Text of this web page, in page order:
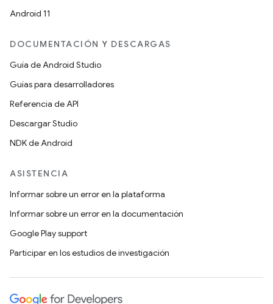
Android 11
DOCUMENTACIÓN Y DESCARGAS
Guía de Android Studio
Guías para desarrolladores
Referencia de API
Descargar Studio
NDK de Android
ASISTENCIA
Informar sobre un error en la plataforma
Informar sobre un error en la documentación
Google Play support
Participar en los estudios de investigación